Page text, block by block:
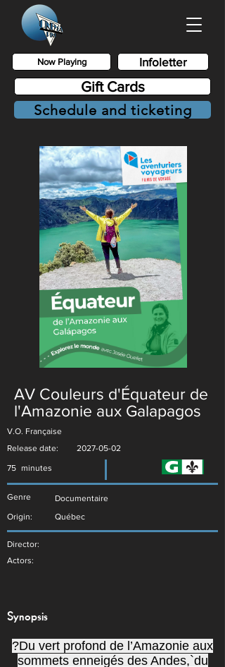
Infoletter
Gift Cards
Schedule and ticketing
Now Playing
AV Couleurs d'Équateur de
l'Amazonie aux Galapagos
V.O. Française
Release date:
2027-05-02
75 minutes
Genre
Origin:
Documentaire
Québec
Director:
Actors:
Synopsis
?Du vert profond de l’Amazonie aux
sommets enneigés des Andes,`du